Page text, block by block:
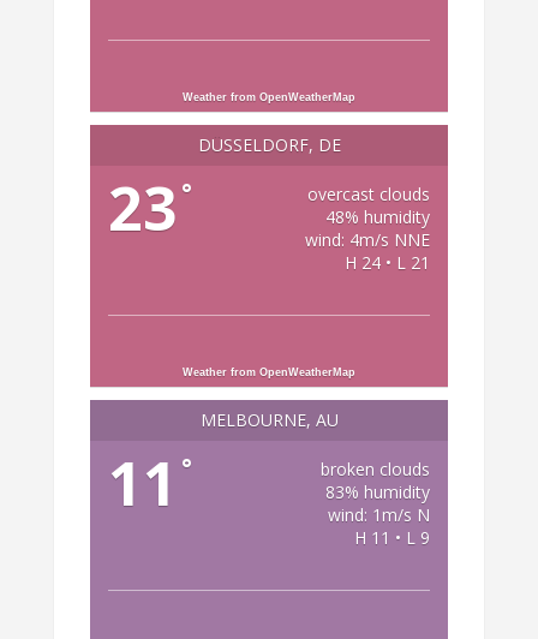
Weather from OpenWeatherMap
DÜSSELDORF, DE
23 °
overcast clouds
48% humidity
wind: 4m/s NNE
H 24 • L 21
Weather from OpenWeatherMap
MELBOURNE, AU
11 °
broken clouds
83% humidity
wind: 1m/s N
H 11 • L 9